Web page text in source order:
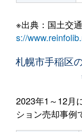
※出典：国土交
s://
札幌市手稲区
2023年1～12月
ション売却事例